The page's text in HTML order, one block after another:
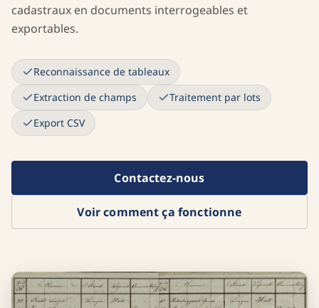
cadastraux en documents interrogeables et
exportables.
Reconnaissance de tableaux
Extraction de champs
Traitement par lots
Export CSV
Contactez-nous
Voir comment ça fonctionne